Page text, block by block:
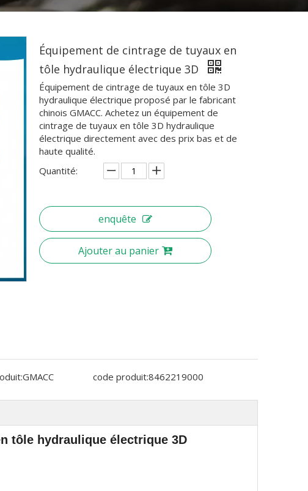
Équipement de cintrage de tuyaux en
tôle hydraulique électrique 3D
Équipement de cintrage de tuyaux en tôle 3D
hydraulique électrique proposé par le fabricant
chinois GMACC. Achetez un équipement de
cintrage de tuyaux en tôle 3D hydraulique
électrique directement avec des prix bas et de
haute qualité.
Quantité:
enquête
Ajouter au panier
GMACC code produit:8462219000
tôle hydraulique électrique 3D